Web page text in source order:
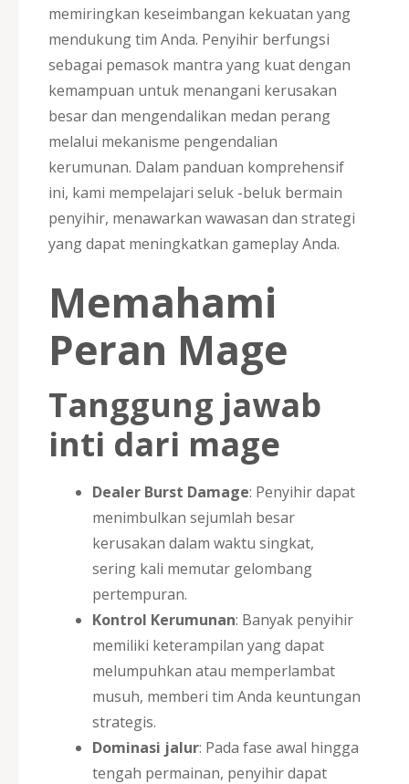
memiringkan keseimbangan kekuatan yang
mendukung tim Anda. Penyihir berfungsi
sebagai pemasok mantra yang kuat dengan
kemampuan untuk menangani kerusakan
besar dan mengendalikan medan perang
melalui mekanisme pengendalian
kerumunan. Dalam panduan komprehensif
ini, kami mempelajari seluk -beluk bermain
penyihir, menawarkan wawasan dan strategi
yang dapat meningkatkan gameplay Anda.
Memahami
Peran Mage
Tanggung jawab
inti dari mage
Dealer Burst Damage: Penyihir dapat
menimbulkan sejumlah besar
kerusakan dalam waktu singkat,
sering kali memutar gelombang
pertempuran.
Kontrol Kerumunan: Banyak penyihir
memiliki keterampilan yang dapat
melumpuhkan atau memperlambat
musuh, memberi tim Anda keuntungan
strategis.
Dominasi jalur: Pada fase awal hingga
tengah permainan, penyihir dapat